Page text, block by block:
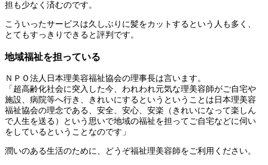
担も少なく済むのです。
こういったサービスは久しぶりに髪をカットするという人も多く、
とてもすっきりできると評判です。
地域福祉を担っている
ＮＰＯ法人日本理美容福祉協会の理事長は言います。
「超高齢化社会に突入した今、われわれ元気な理美容師がご自宅や
施設、病院等へ行き、きれいにするというということは日本理美容
福祉協会の理念である、安全、安心、安楽（きれいになって楽しん
で人生を送る）という思いで地域の福祉を担ってご自宅などに伺い
をしているということなのです」
潤いのある生活のために、どうぞ福祉理美容師をご利用ください。